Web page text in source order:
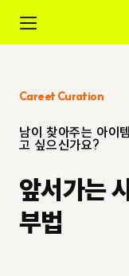
Careet Curation
남이 찾아주는 아이
고 싶으신가요?
앞서가는
부법